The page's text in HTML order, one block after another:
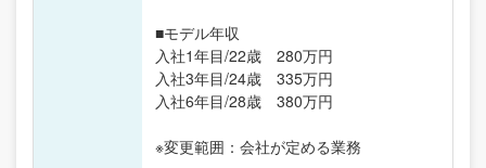
■モデル年収
入社1年目/22歳 280万円
入社3年目/24歳 335万円
入社6年目/28歳 380万円
※変更範囲：会社が定める業務